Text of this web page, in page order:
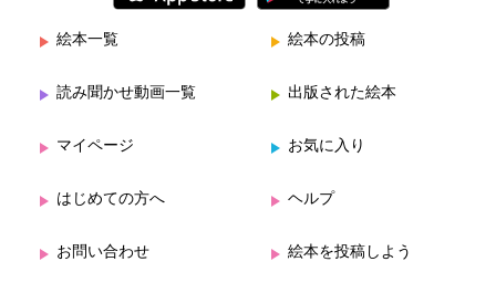
絵本一覧 絵本の投稿
読み聞かせ動画一覧 出版された絵本
マイページ お気に入り
はじめての方へ ヘルプ
お問い合わせ 絵本を投稿しよう